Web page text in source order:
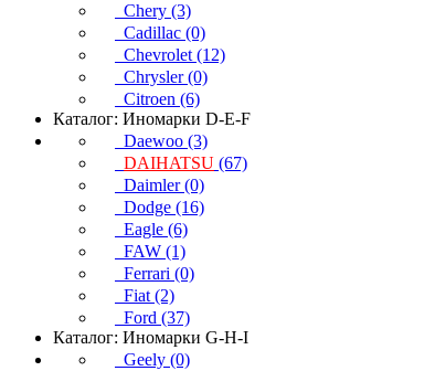
Chery (3)
Cadillac (0)
Chevrolet (12)
Chrysler (0)
Citroen (6)
Каталог: Иномарки D-E-F
Daewoo (3)
DAIHATSU (67)
Daimler (0)
Dodge (16)
Eagle (6)
FAW (1)
Ferrari (0)
Fiat (2)
Ford (37)
Каталог: Иномарки G-H-I
Geely (0)